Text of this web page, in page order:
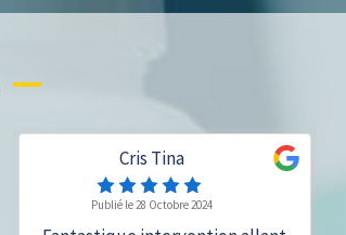
Cris Tina
Publié le 28 Octobre 2024